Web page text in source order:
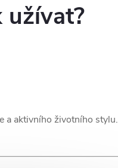
a aktivního životního stylu.